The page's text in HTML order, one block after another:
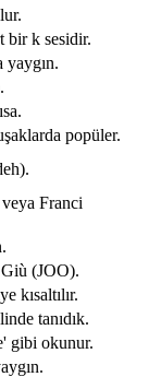
bir k sesidir.
yaygın.
popüler.
Franci
(JOO).
kısaltılır.
tanıdık.
gibi okunur.